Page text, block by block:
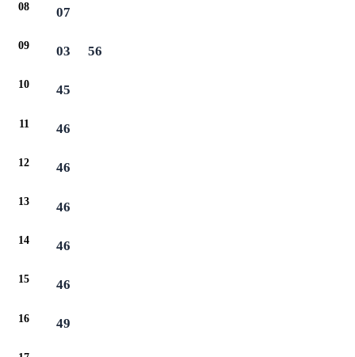
08 07
09 03 56
10 45
11 46
12 46
13 46
14 46
15 46
16 49